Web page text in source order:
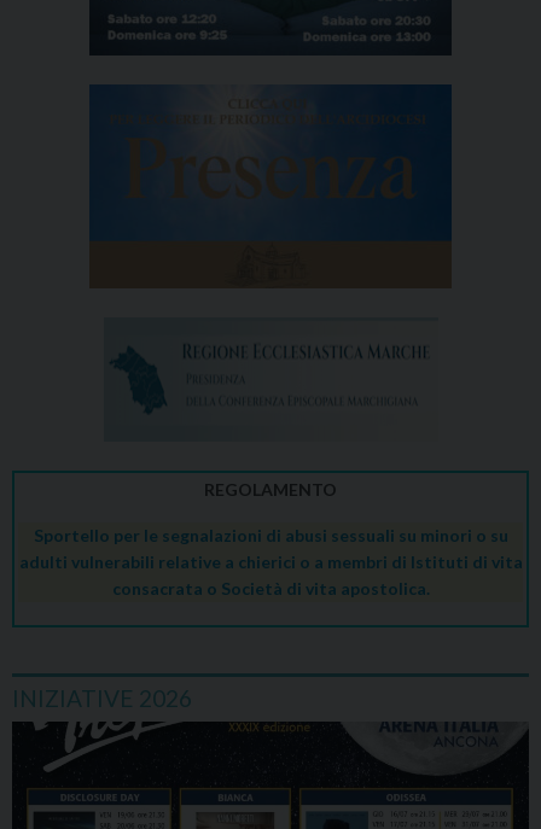
REGOLAMENTO
Sportello per le segnalazioni di abusi sessuali su minori o su
adulti vulnerabili relative a chierici o a membri di Istituti di vita
consacrata o Società di vita apostolica.
INIZIATIVE 2026